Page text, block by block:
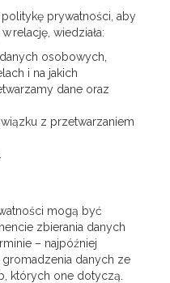
prywatności, aby
relację, wiedziała:
osobowych,
i na jakich
dane oraz
z przetwarzaniem
mogą być
zbierania danych
– najpóźniej
danych ze
których one dotyczą.